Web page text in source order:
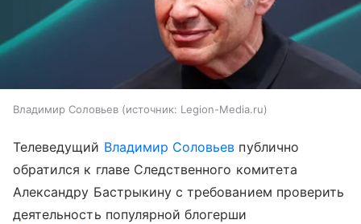
Владимир Соловьев источник: Legion-Media.ru
Телеведущий Владимир Соловьев публично
обратился к главе Следственного комитета
Александру Бастрыкину с требованием проверить
деятельность популярной блогерши